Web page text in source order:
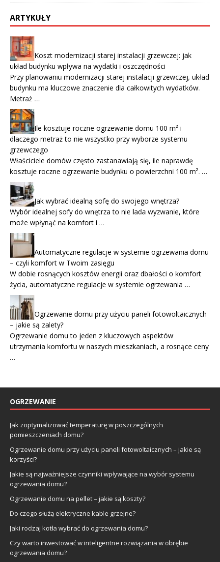
ARTYKUŁY
Koszt modernizacji starej instalacji grzewczej: jak
układ budynku wpływa na wydatki i oszczędności
Przy planowaniu modernizacji starej instalacji grzewczej, układ
budynku ma kluczowe znaczenie dla całkowitych wydatków.
Metraż …
Ile kosztuje roczne ogrzewanie domu 100 m² i
dlaczego metraż to nie wszystko przy wyborze systemu
grzewczego
Właściciele domów często zastanawiają się, ile naprawdę
kosztuje roczne ogrzewanie budynku o powierzchni 100 m². …
Jak wybrać idealną sofę do swojego wnętrza?
Wybór idealnej sofy do wnętrza to nie lada wyzwanie, które
może wpłynąć na komfort i …
Automatyczne regulacje w systemie ogrzewania domu
– czyli komfort w Twoim zasięgu
W dobie rosnących kosztów energii oraz dbałości o komfort
życia, automatyczne regulacje w systemie ogrzewania …
Ogrzewanie domu przy użyciu paneli fotowoltaicznych
– jakie są zalety?
Ogrzewanie domu to jeden z kluczowych aspektów
utrzymania komfortu w naszych mieszkaniach, a rosnące ceny
…
OGRZEWANIE
Jak zoptymalizować temperaturę w poszczególnych
pomieszczeniach domu?
Ogrzewanie domu przy użyciu paneli fotowoltaicznych – jakie są
korzyści?
Jakie są najważniejsze czynniki wpływające na wybór systemu
ogrzewania domu?
Ogrzewanie domu na pellet – jakie są koszty?
Do czego służą elektryczne kable grzejne?
Jaki rodzaj kotła wybrać do ogrzewania domu?
Czy warto inwestować w inteligentne rozwiązania w obrębie
ogrzewania domu?